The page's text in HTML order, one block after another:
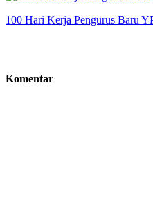
100 Hari Kerja Pengurus Baru
Komentar